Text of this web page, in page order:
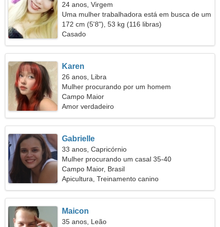
24 anos, Virgem
Uma mulher trabalhadora está em busca de um
relacionamento verdadeiro
172 cm (5'8"), 53 kg (116 libras)
Casado
Karen
26 anos, Libra
Mulher procurando por um homem
Campo Maior
Amor verdadeiro
Gabrielle
33 anos, Capricórnio
Mulher procurando um casal 35-40
Campo Maior, Brasil
Apicultura, Treinamento canino
Maicon
35 anos, Leão